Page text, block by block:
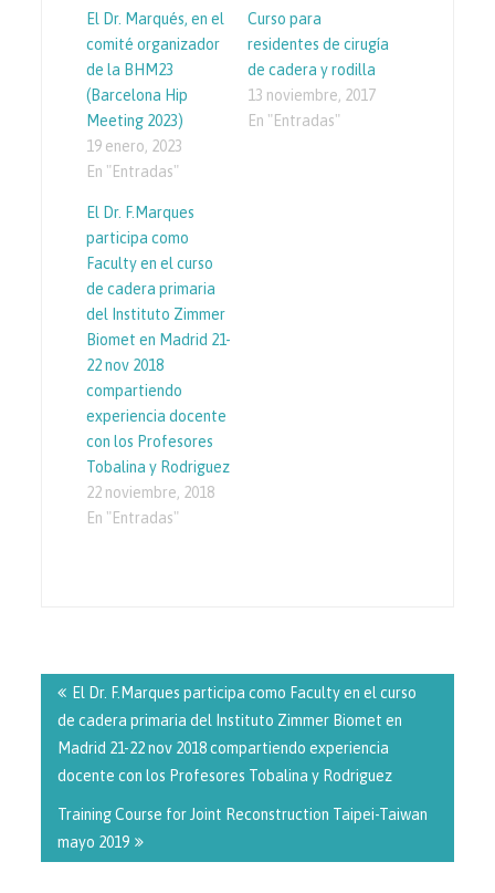
El Dr. Marqués, en el
comité organizador
de la BHM23
(Barcelona Hip
Meeting 2023)
19 enero, 2023
En "Entradas"
Curso para
residentes de cirugía
de cadera y rodilla
13 noviembre, 2017
En "Entradas"
El Dr. F.Marques
participa como
Faculty en el curso
de cadera primaria
del Instituto Zimmer
Biomet en Madrid 21-
22 nov 2018
compartiendo
experiencia docente
con los Profesores
Tobalina y Rodriguez
22 noviembre, 2018
En "Entradas"
de
entradas
El Dr. F.Marques participa como Faculty en el curso
de cadera primaria del Instituto Zimmer Biomet en
Madrid 21-22 nov 2018 compartiendo experiencia
docente con los Profesores Tobalina y Rodriguez
Training Course for Joint Reconstruction Taipei-Taiwan
mayo 2019